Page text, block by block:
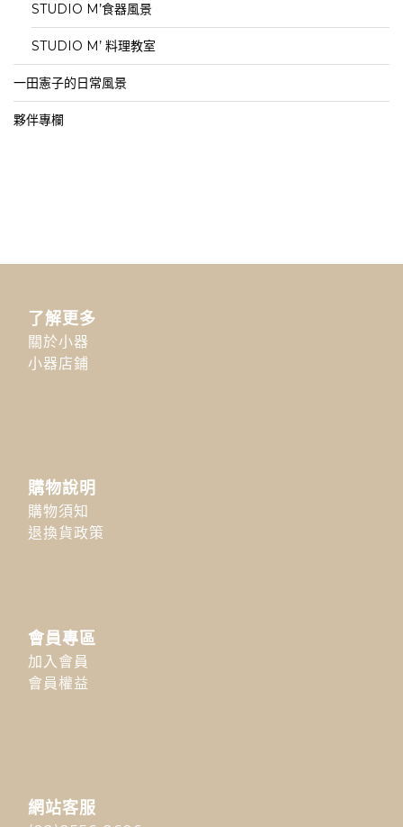
STUDIO M’食器風景
STUDIO M’ 料理教室
一田憲子的日常風景
夥伴專欄
了解更多
關於小器
小器店鋪
購物說明
購物須知
退換貨政策
會員專區
加入會員
會員權益
網站客服